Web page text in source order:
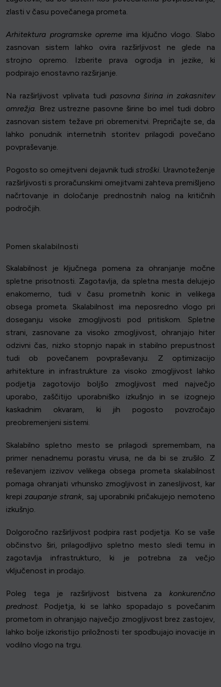
zlasti v času povečanega prometa.
Arhitektura programske opreme ima ključno vlogo. Slabo
zasnovan sistem lahko ovira razširljivost ne glede na
strojno opremo. Izberite prava ogrodja in jezike, ki
podpirajo enostavno razširjanje.
Na razširljivost vplivata tudipasovna širina in zakasnitev
omrežja. Brez ustrezne pasovne širine bo imel tudi dobro
zasnovan sistem težave pri obremenitvi. Prepričajte se, da
lahko ponudnik internetnih storitev prilagodi povečano
povpraševanje.
Pogosto so omejitveni dejavnik tudi stroški. Uravnoteženje
razširljivosti s proračunskimi omejitvami zahteva premišljeno
načrtovanje in določanje prednostnih nalog na kritičnih
področjih.
Pomen skalabilnosti
Skalabilnost je ključnega pomena za ohranjanje močne
spletne prisotnosti. Zagotavlja, da spletna mesta delujejo
enakomerno, tudi v času prometnih konic in velikega
obsega prometa. Skalabilnost ima neposredno vlogo pri
doseganju visoke zmogljivosti pod pritiskom. Spletne
strani, zasnovane za visoko zmogljivost, ohranjajo hiter
odzivni čas, nizko stopnjo napak in stabilno prepustnost
tudi ob povečanem povpraševanju. Z optimizacijo
arhitekture in infrastrukture za visoko zmogljivost lahko
podjetja zagotovijo boljšo zmogljivost med največjo
uporabo, zaščitijo uporabniško izkušnjo in se izognejo
kaskadnim okvaram, ki jih pogosto povzročajo
preobremenjeni sistemi.
Skalabilno spletno mesto se prilagodi spremembam, na
primer nenadnemu porastu virusa, ne da bi se zrušilo. Z
reševanjem izzivov velikega obsega prometa skalabilnost
pomaga ohranjati vrhunsko zmogljivost in zanesljivost, kar
krepizaupanje strank, saj uporabniki pričakujejo nemoteno
izkušnjo.
Dolgoročno razširljivost podpira rast podjetja. Ko se vaše
občinstvo širi, prilagodljivo spletno mesto sledi temu in
zagotavlja infrastrukturo, ki je potrebna za večjo
vključenost in prodajo.
Poleg tega je razširljivost bistvena za konkurenčno
prednost. Podjetja, ki se lahko spopadajo s povečanim
prometom in ohranjajo največjo zmogljivost brez zastojev,
lahko bolje izkoristijo priložnosti ter spodbujajo inovacije in
vodilno vlogo na trgu.